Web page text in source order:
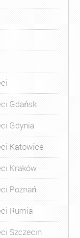
Gdańsk
Gdynia
Katowice
Kraków
Poznań
Rumia
Szczecin